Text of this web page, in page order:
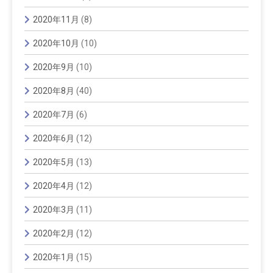
2020年11月 (8)
2020年10月 (10)
2020年9月 (10)
2020年8月 (40)
2020年7月 (6)
2020年6月 (12)
2020年5月 (13)
2020年4月 (12)
2020年3月 (11)
2020年2月 (12)
2020年1月 (15)